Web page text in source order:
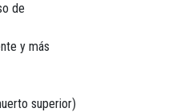
de
y más
superior)